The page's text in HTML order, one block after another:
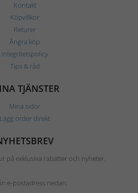
Kontakt
Köpvillkor
Returer
Ångra köp
Integritetspolicy
Tips & råd
TJÄNSTER
Mina sidor
Lägg order direkt
på exklusiva rabatter och nyheter.
e-postadress nedan.